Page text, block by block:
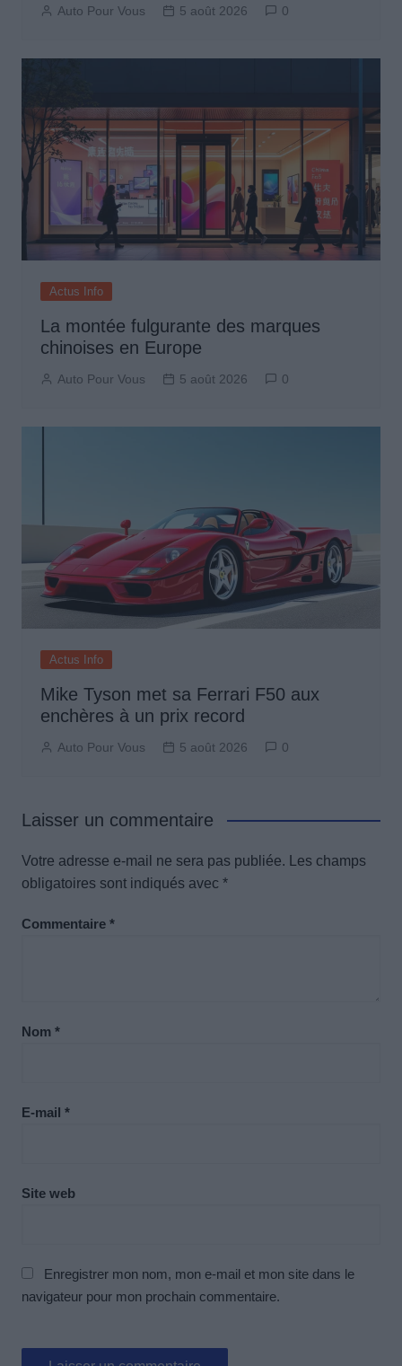
Auto Pour Vous 5 août 2026 0
Actus Info
La montée fulgurante des marques
chinoises en Europe
Auto Pour Vous 5 août 2026 0
Actus Info
Mike Tyson met sa Ferrari F50 aux
enchères à un prix record
Auto Pour Vous 5 août 2026 0
Laisser un commentaire
Votre adresse e-mail ne sera pas publiée.
Les champs
obligatoires sont indiqués avec *
Commentaire *
Nom *
E-mail *
Site web
Enregistrer mon nom, mon e-mail et mon site dans le
navigateur pour mon prochain commentaire.